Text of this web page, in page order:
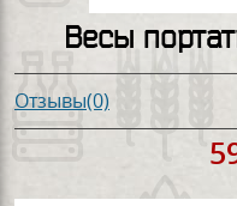
Весы
Отзывы(0)